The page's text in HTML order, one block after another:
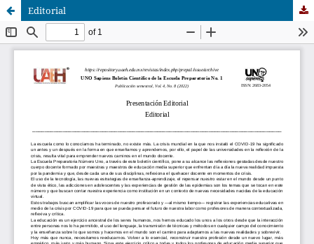
Editorial